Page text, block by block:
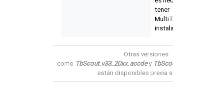
tener
MultiTerm
instalado
Otras versiones
como TbScout.v33_20xx.accdey
están disponibles previa solicitud.